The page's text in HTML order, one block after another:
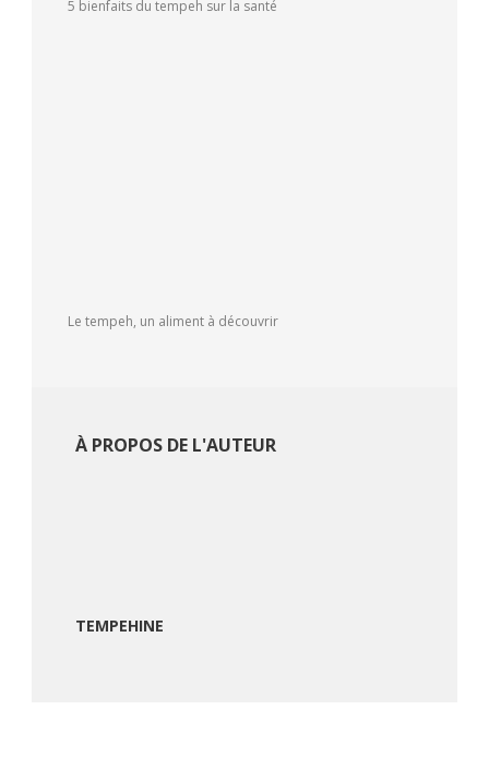
5 bienfaits du tempeh sur la santé
Le tempeh, un aliment à découvrir
À PROPOS DE L'AUTEUR
TEMPEHINE